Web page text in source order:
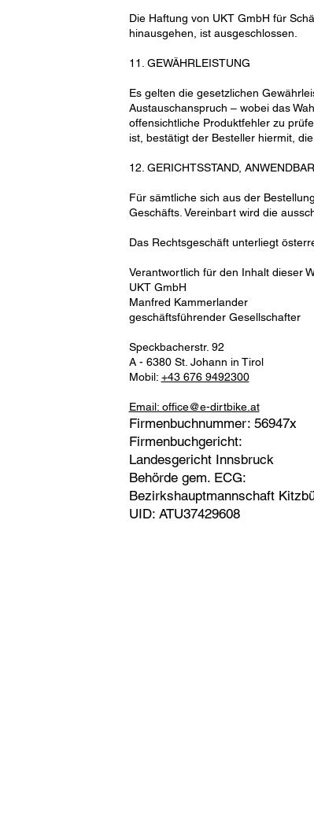
Die Haftung von UKT GmbH für
hinausgehen, ist ausgeschlossen.
11. GEWÄHRLEISTUNG
Es gelten die gesetzlichen
Austauschanspruch – wobei das
offensichtliche Produktfehler zu
ist, bestätigt der Besteller hiermit,
12. GERICHTSSTAND,
Für sämtliche sich aus der
Geschäfts. Vereinbart wird die
Das Rechtsgeschäft unterliegt
Verantwortlich für den Inhalt dieser
UKT GmbH
Manfred Kammerlander
geschäftsführender Gesellschafter
Speckbacherstr. 92
A - 6380 St. Johann in Tirol
Mobil: +43 676 9492300
Email: office@e-dirtbike.at
Firmenbuchnummer: 56947x
Firmenbuchgericht:
Landesgericht Innsbruck
Behörde gem. ECG:
Bezirkshauptmannschaft
UID: ATU37429608